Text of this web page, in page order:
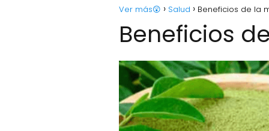
Ver más😲 Salud Beneficios de la
Beneficios